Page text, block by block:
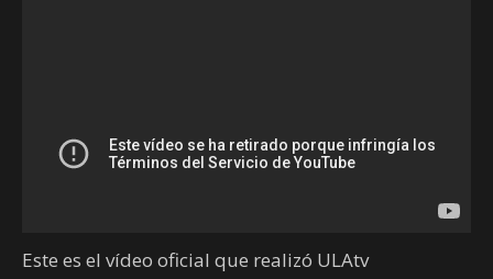
Este es el vídeo oficial que realizó ULAtv